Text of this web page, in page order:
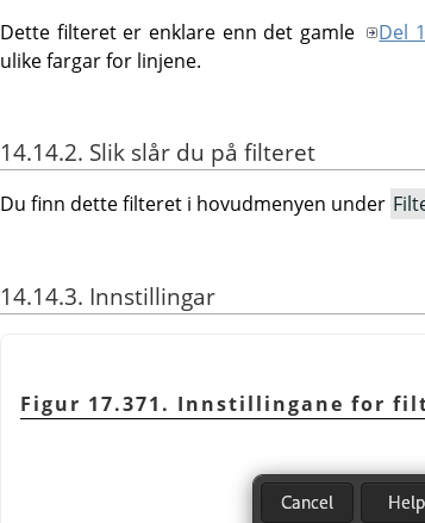
Dette filteret er enklare enn det gamle
Del
ulike fargar for linjene.
14.14.2. Slik slår du på filteret
Du finn dette filteret i hovudmenyen under
14.14.3. Innstillingar
Figur 17.371. Innstillingane for